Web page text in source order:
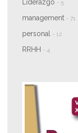
Liderazgo - 5
management - 71
personal - 12
RRHH - 4